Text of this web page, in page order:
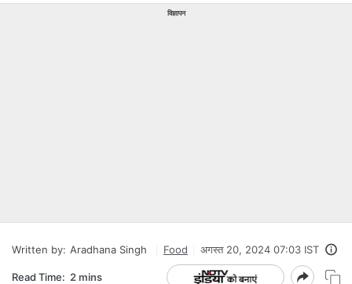
विज्ञापन
Written by: Aradhana Singh Food अगस्त 20, 2024 07:03 IST
Read Time: 2 mins